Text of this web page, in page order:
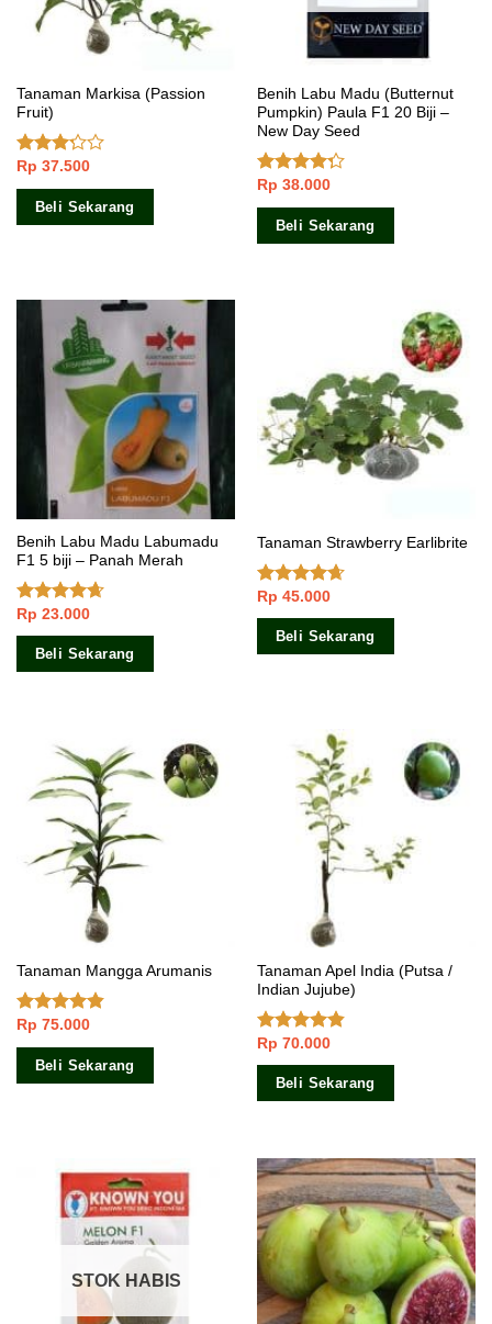
Tanaman Markisa (Passion
Fruit)
Dinilai
3.00
dari 5
Rp 37.500
Beli Sekarang
Benih Labu Madu (Butternut
Pumpkin) Paula F1 20 Biji –
New Day Seed
Dinilai
4.00dari
Rp 38.000
Beli Sekarang
Benih Labu Madu Labumadu
F1 5 biji – Panah Merah
Dinilai
4.33dari
Rp 23.000
Beli Sekarang
Tanaman Strawberry Earlibrite
Dinilai
4.33dari
Rp 45.000
Beli Sekarang
Tanaman Mangga Arumanis
Dinilai
4.50dari 5
Rp 75.000
Beli Sekarang
Tanaman Apel India (Putsa /
Indian Jujube)
Dinilai
4.50dari 5
Rp 70.000
Beli Sekarang
STOK HABIS